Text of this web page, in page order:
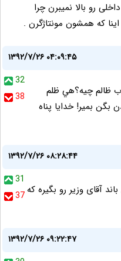
رو بالا نمیبرن چرا
که همشون مونتاژگرن .
۱۳۹۲/۷/۲۶ ۰۴:۰۹:۴۵
32
38
ظالم چيه؟هي ظلم
بگن بمير! خدايا پناه
۱۳۹۲/۷/۲۶ ۰۸:۲۸:۴۴
31
37آقای وزیر رو بگیره که
۱۳۹۲/۷/۲۶ ۰۹:۲۲:۴۷